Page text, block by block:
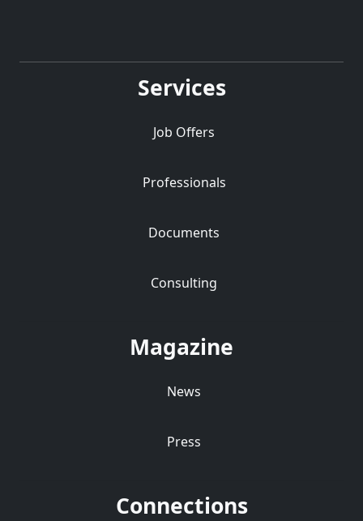
Services
Job Offers
Professionals
Documents
Consulting
Magazine
News
Press
Connections